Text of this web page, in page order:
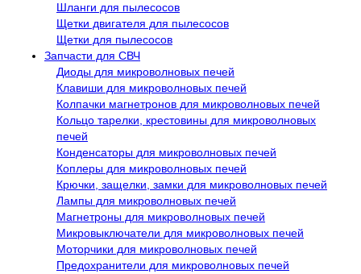
Шланги для пылесосов
Щетки двигателя для пылесосов
Щетки для пылесосов
Запчасти для СВЧ
Диоды для микроволновых печей
Клавиши для микроволновых печей
Колпачки магнетронов для микроволновых печей
Кольцо тарелки, крестовины для микроволновых
печей
Конденсаторы для микроволновых печей
Коплеры для микроволновых печей
Крючки, защелки, замки для микроволновых печей
Лампы для микроволновых печей
Магнетроны для микроволновых печей
Микровыключатели для микроволновых печей
Моторчики для микроволновых печей
Предохранители для микроволновых печей